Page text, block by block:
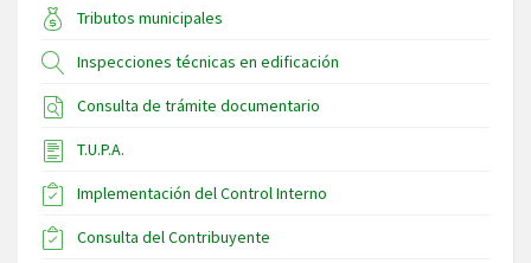
Tributos municipales
Inspecciones técnicas en edificación
Consulta de trámite documentario
T.U.P.A.
Implementación del Control Interno
Consulta del Contribuyente